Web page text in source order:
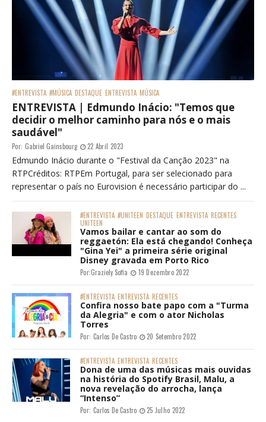
#ENTREVISTA #MÚSICA DESTAQUE ENTREVISTA MÚSICA
ENTREVISTA | Edmundo Inácio: "Temos que
decidir o melhor caminho para nós e o mais
saudável"
Por: Gabriel Gainsbourg 22 Abril 2023
Edmundo Inácio durante o "Festival da Canção 2023" na
RTPCréditos: RTPEm Portugal, para ser selecionado para
representar o país no Eurovision é necessário participar do ...
#ENTREVISTA #UNITEEN DESTAQUE ENTREVISTA RECENTES
UNITEEN
Vamos bailar e cantar ao som do
reggaetón: Ela está chegando! Conheça
"Gina Yei" a primeira série original
Disney gravada em Porto Rico
Por:Graziely Sofia 19 Dezembro 2022
#ENTREVISTA ENTREVISTA RECENTES
Confira nosso bate papo com a "Turma
da Alegria" e com o ator Nicholas
Torres
Por: Carlos De Castro 20 Setembro 2022
#ENTREVISTA ENTREVISTA RECENTES
Dona de uma das músicas mais ouvidas
na história do Spotify Brasil, Malu, a
nova revelação do arrocha, lança
“Intenso”
Por: Carlos De Castro 25 Julho 2022